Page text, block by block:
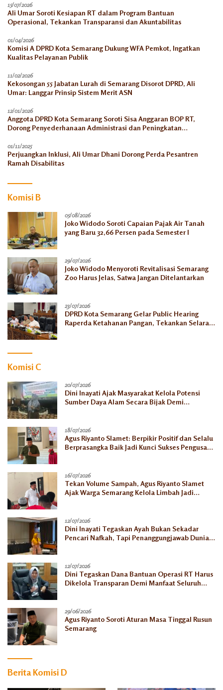
15/07/2026
Ali Umar Soroti Kesiapan RT dalam Program Bantuan
Operasional, Tekankan Transparansi dan Akuntabilitas
01/04/2026
Komisi A DPRD Kota Semarang Dukung WFA Pemkot, Ingatkan
Kualitas Pelayanan Publik
11/02/2026
Kekosongan 55 Jabatan Lurah di Semarang Disorot DPRD, Ali
Umar: Langgar Prinsip Sistem Merit ASN
12/01/2026
Anggota DPRD Kota Semarang Soroti Sisa Anggaran BOP RT,
Dorong Penyederhanaan Administrasi dan Peningkatan
01/11/2025
Perjuangkan Inklusi, Ali Umar Dhani Dorong Perda Pesantren
Ramah Disabilitas
Komisi B
05/08/2026
Joko Widodo Soroti Capaian Pajak Air Tanah
yang Baru 32,66 Persen pada Semester I
29/07/2026
Joko Widodo Menyoroti Revitalisasi Semarang
Zoo Harus Jelas, Satwa Jangan Ditelantarkan
23/07/2026
DPRD Kota Semarang Gelar Public Hearing
Raperda Ketahanan Pangan, Tekankan Selaras
Komisi C
20/07/2026
Dini Inayati Ajak Masyarakat Kelola Potensi
Sumber Daya Alam Secara Bijak Demi
18/07/2026
Agus Riyanto Slamet: Berpikir Positif dan Selalu
Berprasangka Baik Jadi Kunci Sukses Pengusaha
16/07/2026
Tekan Volume Sampah, Agus Riyanto Slamet
Ajak Warga Semarang Kelola Limbah Jadi
12/07/2026
Dini Inayati Tegaskan Ayah Bukan Sekadar
Pencari Nafkah, Tapi Penanggungjawab Dunia
12/07/2026
Dini Tegaskan Dana Bantuan Operasi RT Harus
Dikelola Transparan Demi Manfaat Seluruh
29/06/2026
Agus Riyanto Soroti Aturan Masa Tinggal Rusun
Semarang
Berita Komisi D